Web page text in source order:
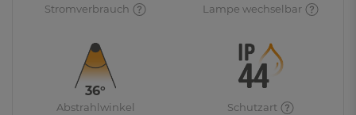
Stromverbrauch Lampe wechselbar
36°
Abstrahlwinkel Schutzart